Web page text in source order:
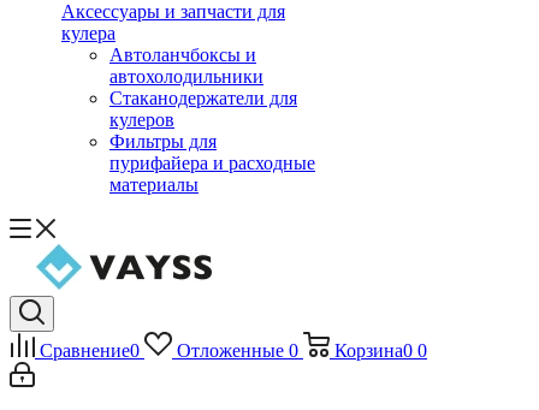
Аксессуары и запчасти для
кулера
Автоланчбоксы и
автохолодильники
Стаканодержатели для
кулеров
Фильтры для
пурифайера и расходные
материалы
Сравнение0 Отложенные 0 Корзина0 0